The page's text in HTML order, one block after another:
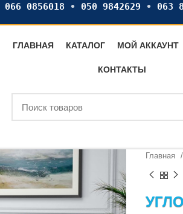
066 0856018 • 050 9842629 • 063
ГЛАВНАЯ КАТАЛОГ МОЙ АККАУНТ
КОНТАКТЫ
Главная